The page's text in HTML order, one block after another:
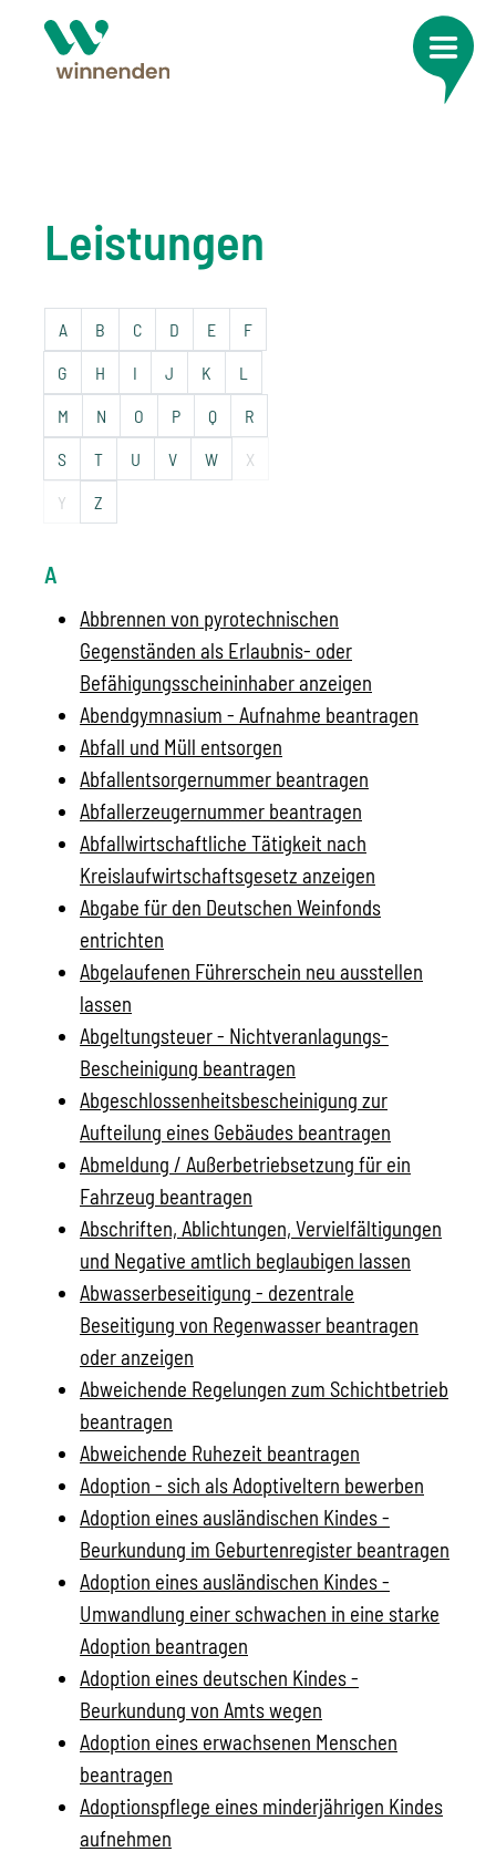
Leistungen
A B C D E F
G H I J K L
M N O P Q R
S T U V W X
Y Z
A
Abbrennen von pyrotechnischen
Gegenständen als Erlaubnis- oder
Befähigungsscheininhaber anzeigen
Abendgymnasium - Aufnahme beantragen
Abfall und Müll entsorgen
Abfallentsorgernummer beantragen
Abfallerzeugernummer beantragen
Abfallwirtschaftliche Tätigkeit nach
Kreislaufwirtschaftsgesetz anzeigen
Abgabe für den Deutschen Weinfonds
entrichten
Abgelaufenen Führerschein neu ausstellen
lassen
Abgeltungsteuer - Nichtveranlagungs-
Bescheinigung beantragen
Abgeschlossenheitsbescheinigung zur
Aufteilung eines Gebäudes beantragen
Abmeldung / Außerbetriebsetzung für ein
Fahrzeug beantragen
Abschriften, Ablichtungen, Vervielfältigungen
und Negative amtlich beglaubigen lassen
Abwasserbeseitigung - dezentrale
Beseitigung von Regenwasser beantragen
oder anzeigen
Abweichende Regelungen zum Schichtbetrieb
beantragen
Abweichende Ruhezeit beantragen
Adoption - sich als Adoptiveltern bewerben
Adoption eines ausländischen Kindes -
Beurkundung im Geburtenregister beantragen
Adoption eines ausländischen Kindes -
Umwandlung einer schwachen in eine starke
Adoption beantragen
Adoption eines deutschen Kindes -
Beurkundung von Amts wegen
Adoption eines erwachsenen Menschen
beantragen
Adoptionspflege eines minderjährigen Kindes
aufnehmen